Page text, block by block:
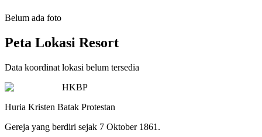
Belum ada foto
Peta Lokasi Resort
Data koordinat lokasi belum tersedia
HKBP
Huria Kristen Batak Protestan
Gereja yang berdiri sejak 7 Oktober 1861.